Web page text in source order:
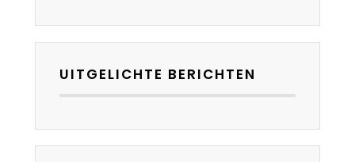
UITGELICHTE BERICHTEN